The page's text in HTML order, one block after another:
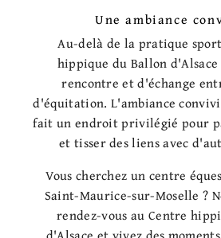
Une ambiance
Au-delà de la pratique
hippique du Ballon
rencontre et d'échange
d'équitation. L'ambiance
fait un endroit privilégié pour
et tisser des liens avec
Vous cherchez un centre
Saint-Maurice-sur-Moselle ?
rendez-vous au Centre